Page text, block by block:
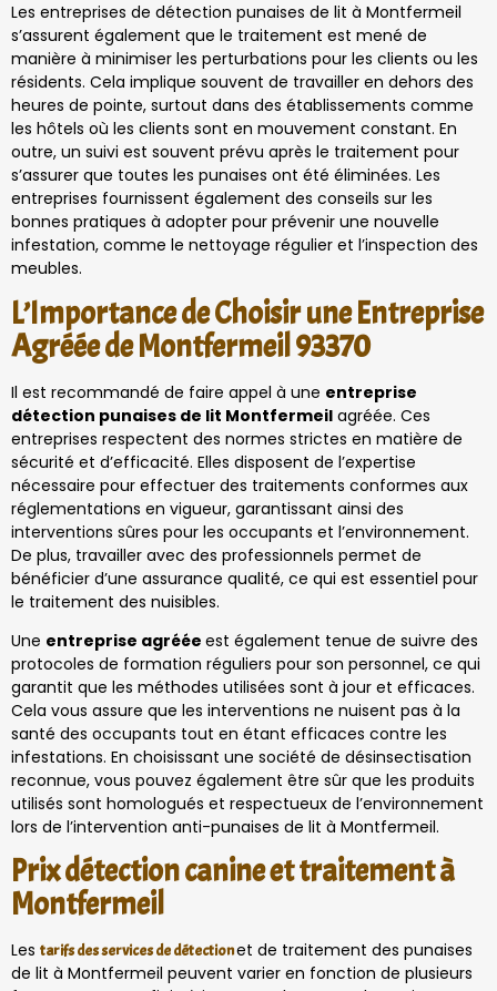
Les entreprises de détection punaises de lit à Montfermeil
s’assurent également que le traitement est mené de
manière à minimiser les perturbations pour les clients ou les
résidents. Cela implique souvent de travailler en dehors des
heures de pointe, surtout dans des établissements comme
les hôtels où les clients sont en mouvement constant. En
outre, un suivi est souvent prévu après le traitement pour
s’assurer que toutes les punaises ont été éliminées. Les
entreprises fournissent également des conseils sur les
bonnes pratiques à adopter pour prévenir une nouvelle
infestation, comme le nettoyage régulier et l’inspection des
meubles.
L’Importance de Choisir une Entreprise
Agréée de Montfermeil 93370
Il est recommandé de faire appel à une entreprise
détection punaises de lit Montfermeil agréée. Ces
entreprises respectent des normes strictes en matière de
sécurité et d’efficacité. Elles disposent de l’expertise
nécessaire pour effectuer des traitements conformes aux
réglementations en vigueur, garantissant ainsi des
interventions sûres pour les occupants et l’environnement.
De plus, travailler avec des professionnels permet de
bénéficier d’une assurance qualité, ce qui est essentiel pour
le traitement des nuisibles.
Une entreprise agréée est également tenue de suivre des
protocoles de formation réguliers pour son personnel, ce qui
garantit que les méthodes utilisées sont à jour et efficaces.
Cela vous assure que les interventions ne nuisent pas à la
santé des occupants tout en étant efficaces contre les
infestations. En choisissant une société de désinsectisation
reconnue, vous pouvez également être sûr que les produits
utilisés sont homologués et respectueux de l’environnement
lors de l’intervention anti-punaises de lit à Montfermeil.
Prix détection canine et traitement à
Montfermeil
Les tarifs des services de détectionet de traitement des punaises
de lit à Montfermeil peuvent varier en fonction de plusieurs